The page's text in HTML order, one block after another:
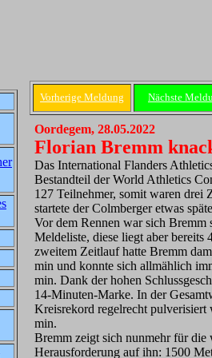
Vorherige Meldung Nächste
Oordegem, 28.05.2022
Florian Bremm
Das International Flanders
Bestandteil der World Athletics
127 Teilnehmer, somit waren drei
startete der Colmberger etwas
Vor dem Rennen war sich Bremm
Meldeliste, diese liegt aber
zweitem Zeitlauf hatte Bremm
min und konnte sich allmählich
min. Dank der hohen
14-Minuten-Marke. In der
Kreisrekord regelrecht pulverisiert
min.
Bremm zeigt sich nunmehr für die
Herausforderung auf ihn: 1500